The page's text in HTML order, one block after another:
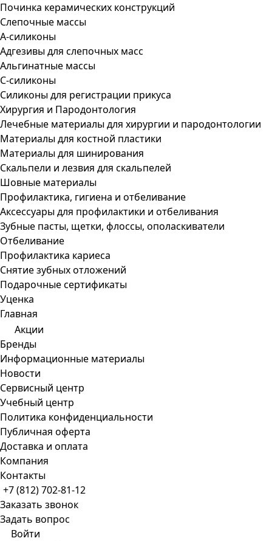
Починка керамических конструкций
Слепочные массы
А-силиконы
Адгезивы для слепочных масс
Альгинатные массы
С-силиконы
Силиконы для регистрации прикуса
Хирургия и Пародонтология
Лечебные материалы для хирургии и пародонтологии
Материалы для костной пластики
Материалы для шинирования
Скальпели и лезвия для скальпелей
Шовные материалы
Профилактика, гигиена и отбеливание
Аксессуары для профилактики и отбеливания
Зубные пасты, щетки, флоссы, ополаскиватели
Отбеливание
Профилактика кариеса
Снятие зубных отложений
Подарочные сертификаты
Уценка
Главная
Акции
Бренды
Информационные материалы
Новости
Сервисный центр
Учебный центр
Политика конфиденциальности
Публичная оферта
Доставка и оплата
Компания
Контакты
+7 (812) 702-81-12
Заказать звонок
Задать вопрос
Войти